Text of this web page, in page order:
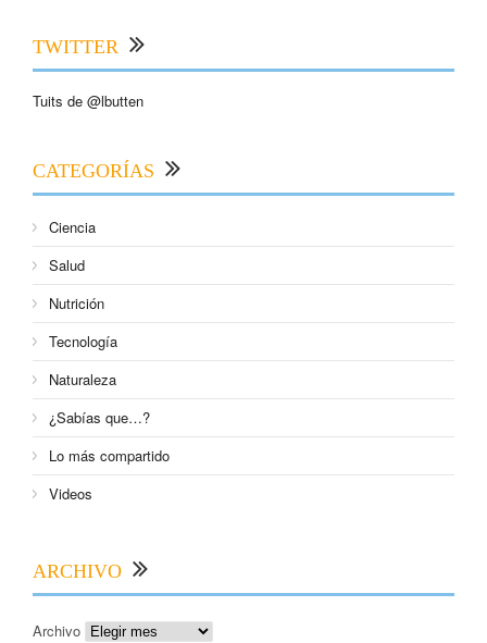
TWITTER
Tuits de @lbutten
CATEGORÍAS
Ciencia
Salud
Nutrición
Tecnología
Naturaleza
¿Sabías que…?
Lo más compartido
Videos
ARCHIVO
Archivo